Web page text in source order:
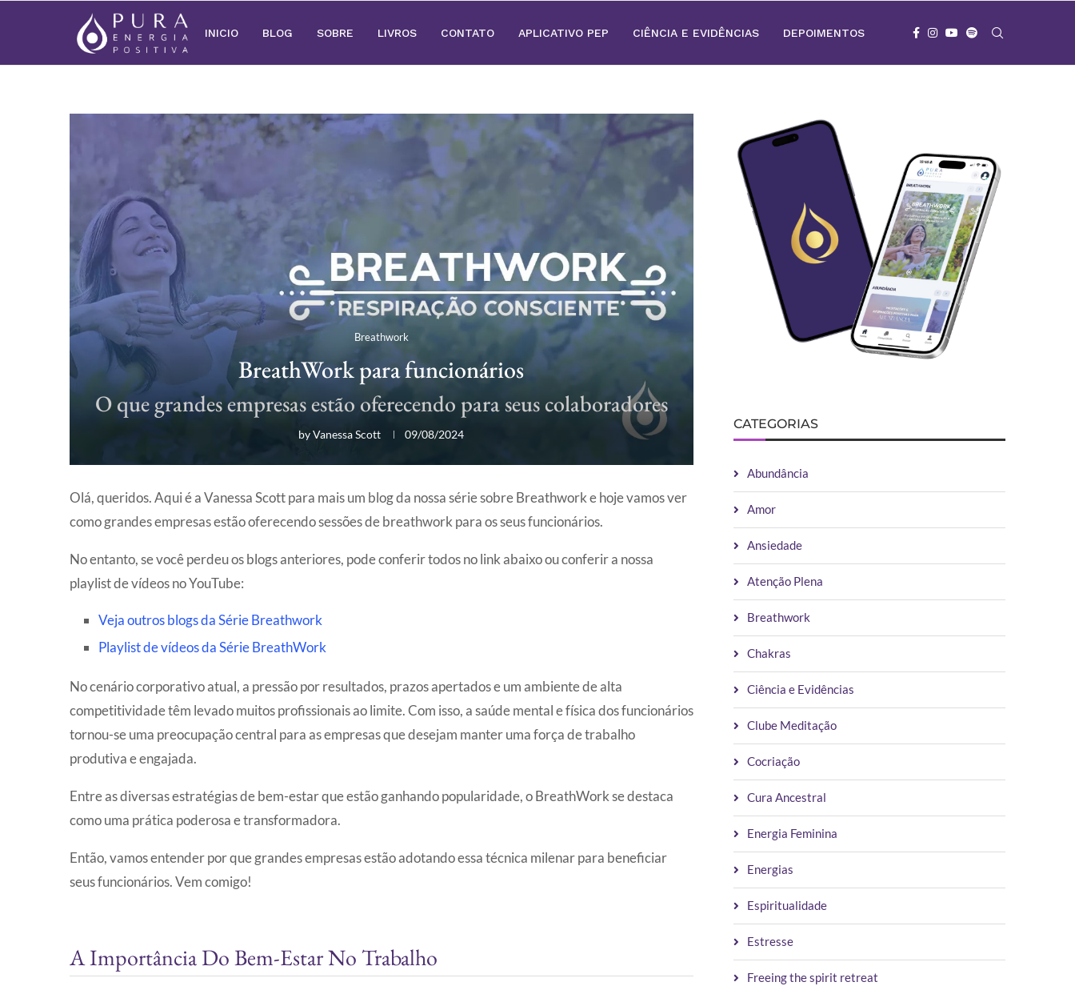
INICIO BLOG SOBRE LIVROS CONTATO APLICATIVO PEP CIÊNCIA E EVIDÊNCIAS DEPOIMENTOS
Breathwork
BreathWork para funcionários
O que grandes empresas estão oferecendo para seus colaboradores
byVanessa Scott 09/08/2024
Olá, queridos. Aqui é a Vanessa Scott para mais um blog da nossa série sobre Breathwork e hoje vamos ver
como grandes empresas estão oferecendo sessões de breathwork para os seus funcionários.
No entanto, se você perdeu os blogs anteriores, pode conferir todos no link abaixo ou conferir a nossa
playlist de vídeos no YouTube:
Veja outros blogs da Série Breathwork
Playlist de vídeos da Série BreathWork
No cenário corporativo atual, a pressão por resultados, prazos apertados e um ambiente de alta
competitividade têm levado muitos profissionais ao limite. Com isso, a saúde mental e física dos funcionários
tornou-se uma preocupação central para as empresas que desejam manter uma força de trabalho
produtiva e engajada.
Entre as diversas estratégias de bem-estar que estão ganhando popularidade, o BreathWork se destaca
como uma prática poderosa e transformadora.
Então, vamos entender por que grandes empresas estão adotando essa técnica milenar para beneficiar
seus funcionários. Vem comigo!
A Importância Do Bem-Estar No Trabalho
CATEGORIAS
Abundância
Amor
Ansiedade
Atenção Plena
Breathwork
Chakras
Ciência e Evidências
Clube Meditação
Cocriação
Cura Ancestral
Energia Feminina
Energias
Espiritualidade
Estresse
Freeing the spirit retreat